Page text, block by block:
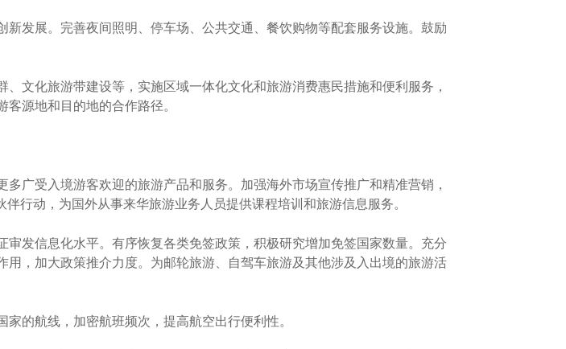
展。完善夜间照明、停车场、公共交通、餐饮购物等配套服务设施。鼓励
化旅游带建设等，实施区域一体化文化和旅游消费惠民措施和便利服务，
源地和目的地的合作路径。
受入境游客欢迎的旅游产品和服务。加强海外市场宣传推广和精准营销，
行动，为国外从事来华旅游业务人员提供课程培训和旅游信息服务。
信息化水平。有序恢复各类免签政策，积极研究增加免签国家数量。充分
，加大政策推介力度。为邮轮旅游、自驾车旅游及其他涉及入出境的旅游活
的航线，加密航班频次，提高航空出行便利性。